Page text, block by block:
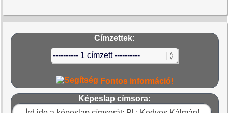
Címzettek:
Fontos információ!
Képeslap címsora: